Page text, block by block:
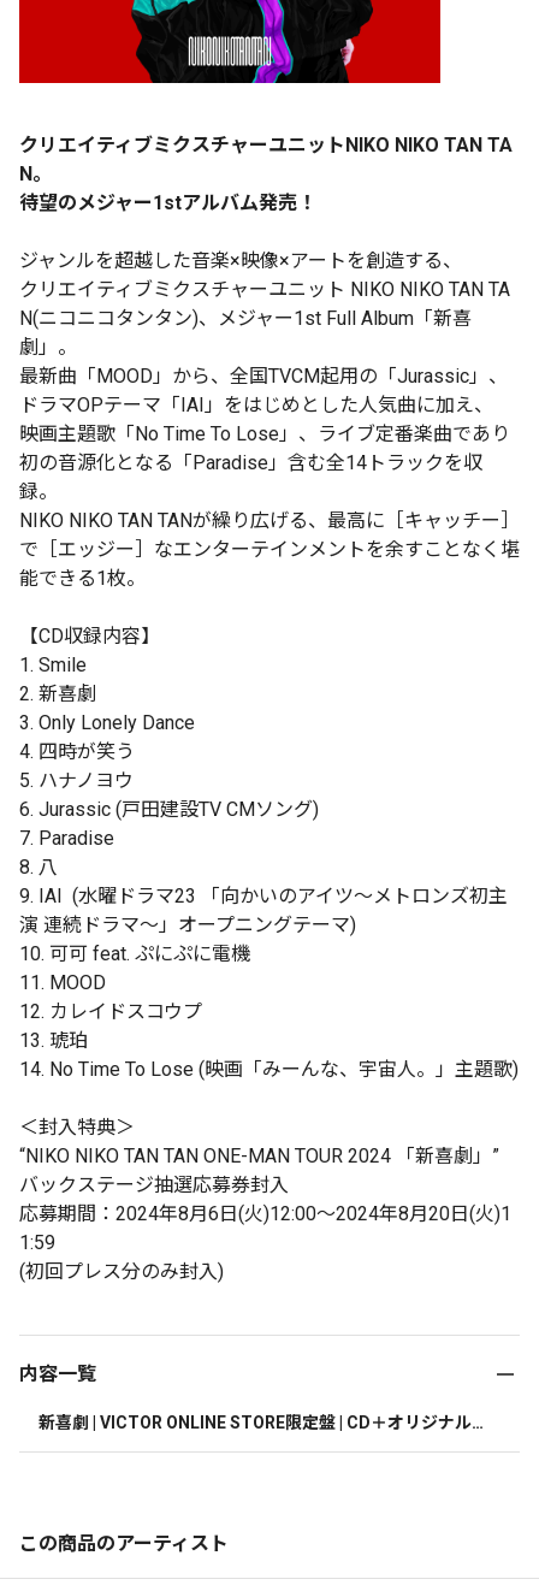
クリエイティブミクスチャーユニットNIKO NIKO TAN TA
N。
待望のメジャー1stアルバム発売！
ジャンルを超越した音楽×映像×アートを創造する、
クリエイティブミクスチャーユニット NIKO NIKO TAN TA
N(ニコニコタンタン)、メジャー1st Full Album「新喜
劇」。
最新曲「MOOD」から、全国TVCM起用の「Jurassic」、
ドラマOPテーマ「IAI」をはじめとした人気曲に加え、
映画主題歌「No Time To Lose」、ライブ定番楽曲であり
初の音源化となる「Paradise」含む全14トラックを収
録。
NIKO NIKO TAN TANが繰り広げる、最高に［キャッチー］
で［エッジー］なエンターテインメントを余すことなく堪
能できる1枚。
【CD収録内容】
1. Smile
2. 新喜劇
3. Only Lonely Dance
4. 四時が笑う
5. ハナノヨウ
6. Jurassic (戸田建設TV CMソング)
7. Paradise
8. 八
9. IAI (水曜ドラマ23 「向かいのアイツ～メトロンズ初主
演 連続ドラマ～」オープニングテーマ)
10. 可可 feat. ぷにぷに電機
11. MOOD
12. カレイドスコウプ
13. 琥珀
14. No Time To Lose (映画「みーんな、宇宙人。」主題歌)
＜封入特典＞
“NIKO NIKO TAN TAN ONE-MAN TOUR 2024 「新喜劇」”
バックステージ抽選応募券封入
応募期間：2024年8月6日(火)12:00～2024年8月20日(火)1
1:59
(初回プレス分のみ封入)
内容一覧
新喜劇 | VICTOR ONLINE STORE限定盤 | CD＋オリジナル
この商品のアーティスト